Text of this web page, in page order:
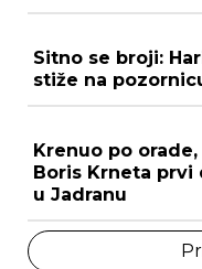
Sitno se broji:
stiže na
Krenuo po
Boris Krneta
u Jadranu